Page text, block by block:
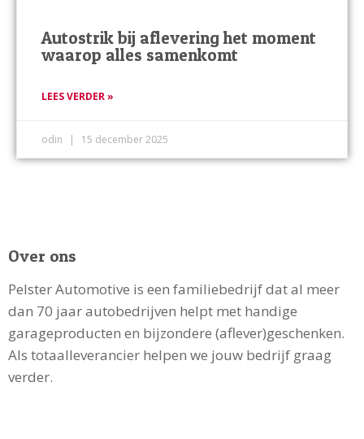
Autostrik bij aflevering het moment
waarop alles samenkomt
LEES VERDER »
odin 15 december 2025
Over ons
Pelster Automotive is een familiebedrijf dat al meer
dan 70 jaar autobedrijven helpt met handige
garageproducten en bijzondere (aflever)geschenken.
Als totaalleverancier helpen we jouw bedrijf graag
verder.